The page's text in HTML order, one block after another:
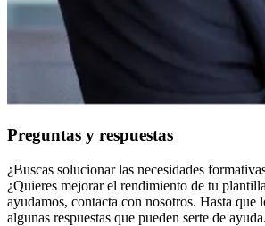
Preguntas y respuestas
¿Buscas solucionar las necesidades
¿Quieres mejorar el rendimiento de tu
ayudamos, contacta con nosotros. Hasta que
algunas respuestas que pueden serte de ayuda.